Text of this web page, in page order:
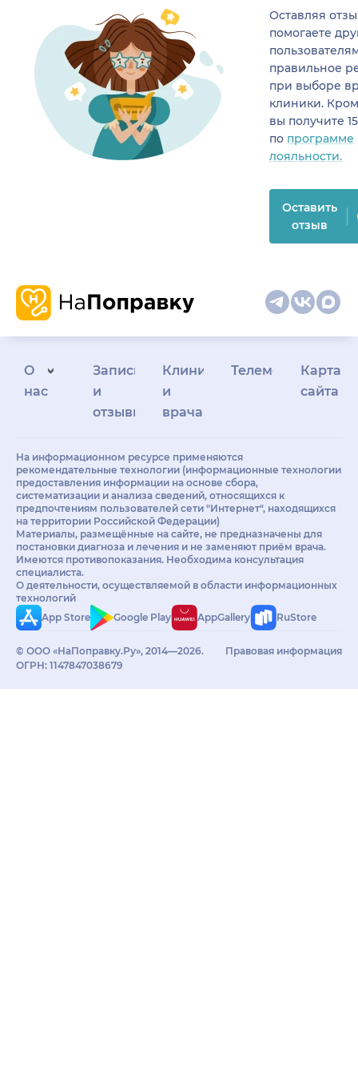
Оставляя
помогаете
правильное
при выборе
клиники.
вы получите
по программе
лояльности.
Оставить
отзыв
О
нас
Запись
и
отзывы
Клиникам
и
врачам
Телемедицина
Карта
сайта
На информационном ресурсе применяются
рекомендательные технологии (информационные технологии
предоставления информации на основе сбора,
систематизации и анализа сведений, относящихся к
предпочтениям пользователей сети "Интернет", находящихся
на территории Российской Федерации)
Материалы, размещённые на сайте, не предназначены для
постановки диагноза и лечения и не заменяют приём врача.
Имеются противопоказания. Необходима консультация
специалиста.
О деятельности, осуществляемой в области информационных
технологий
App Store
Google Play AppGallery RuStore
© ООО «НаПоправку.Ру», 2014—2026.
ОГРН: 1147847038679
Правовая информация